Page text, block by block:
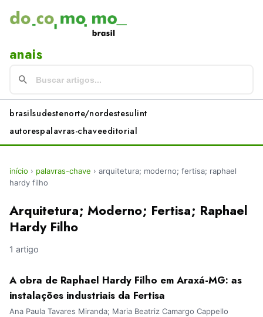
anais
brasilsudestenorte/nordestesulint
autorespalavras-chaveeditorial
início › palavras-chave › arquitetura; moderno; fertisa; raphael
hardy filho
Arquitetura; Moderno; Fertisa; Raphael
Hardy Filho
1 artigo
A obra de Raphael Hardy Filho em Araxá-MG: as
instalações industriais da Fertisa
Ana Paula Tavares Miranda; Maria Beatriz Camargo Cappello